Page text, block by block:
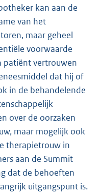
kan aan de
van het
maar geheel
voorwaarde
patiënt vertrouwen
dat hij of
in de behandelende
over de oorzaken
maar mogelijk ook
therapietrouw in
aan de Summit
dat de behoeften
uitgangspunt is.